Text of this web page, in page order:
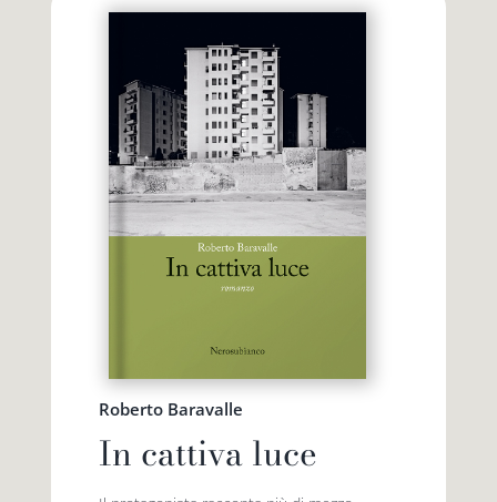
Roberto Baravalle
In cattiva luce